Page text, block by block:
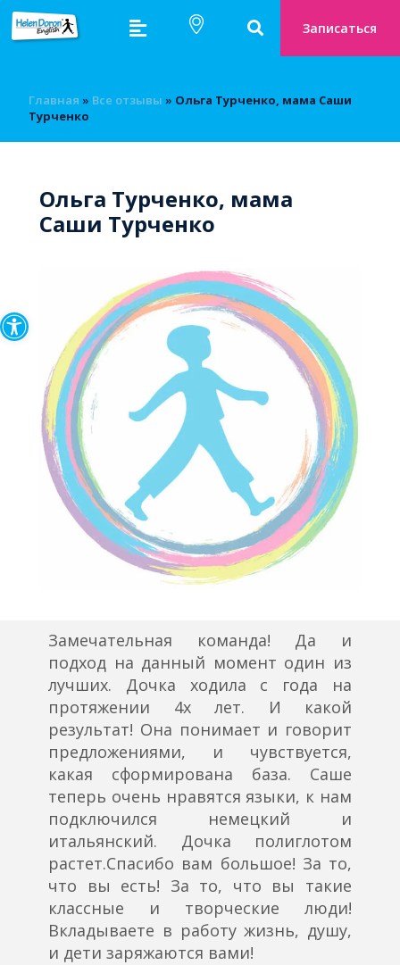
Открыть панель
Записаться
Главная » Bсе отзывы » Ольга Турченко, мама Саши
Турченко
Ольга Турченко, мама
Саши Турченко
Замечательная команда! Да и
подход на данный момент один из
лучших. Дочка ходила с года на
протяжении 4х лет. И какой
результат! Она понимает и говорит
предложениями, и чувствуется,
какая сформирована база. Саше
теперь очень нравятся языки, к нам
подключился немецкий и
итальянский. Дочка полиглотом
растет.Спасибо вам большое! За то,
что вы есть! За то, что вы такие
классные и творческие люди!
Вкладываете в работу жизнь, душу,
и дети заряжаются вами!